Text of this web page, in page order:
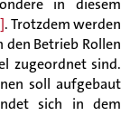
in diesem
. Trotzdem werden
Betrieb Rollen
zugeordnet sind.
soll aufgebaut
sich in dem